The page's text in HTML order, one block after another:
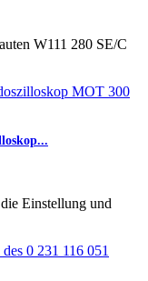
W111 280 SE/C
Einstellung und